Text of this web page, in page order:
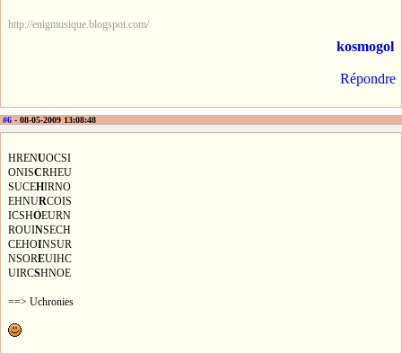
http://enigmusique.blogspot.com/
kosmogol
Répondre
#6 - 08-05-2009 13:08:48
HRENUOCSI
ONISCRHEU
SUCEHIRNO
EHNURCOIS
ICSHOEURN
ROUINSECH
CEHOINSUR
NSOREUIHC
UIRCSHNOE
==> Uchronies